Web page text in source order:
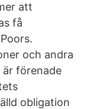
att
få
och andra
förenade
obligation